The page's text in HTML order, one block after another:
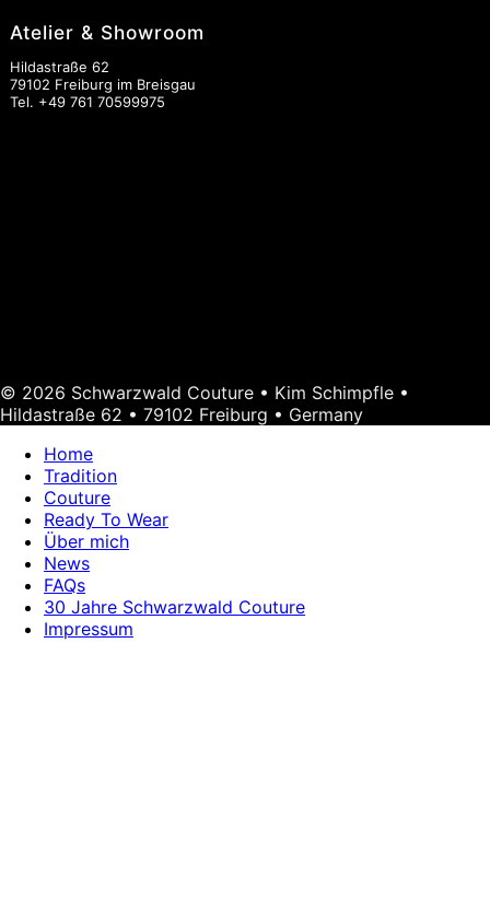
Atelier & Showroom
Hildastraße 62
79102 Freiburg im Breisgau
Tel. +49 761 70599975
© 2026 Schwarzwald Couture • Kim Schimpfle •
Hildastraße 62 • 79102 Freiburg • Germany
Home
Tradition
Couture
Ready To Wear
Über mich
News
FAQs
30 Jahre Schwarzwald Couture
Impressum